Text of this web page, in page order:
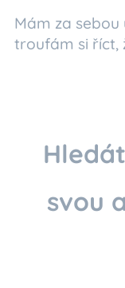
Mám za
troufám si říct,
svou